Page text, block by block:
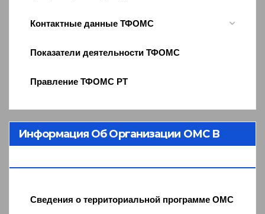
Контактные данные ТФОМС
Показатели деятельности ТФОМС
Правление ТФОМС РТ
Информация Об Организации ОМС В
Сведения о территориальной программе ОМС